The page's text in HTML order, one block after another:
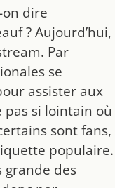
dire
? Aujourd’hui,
Par
se
assister aux
pas si lointain où
sont fans,
populaire.
grande des